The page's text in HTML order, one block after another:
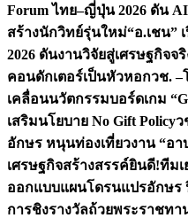
Forum ไทย–ญี่ปุ่น 2026 ดัน
สร้างนักวิทย์รุ่นใหม่“อ.เชน”
2026 ดันงานวิจัยสู่เศรษฐกิจจ
คอนดักเตอร์เป็นหัวหอกวช. –
เคลื่อนนวัตกรรมบอร์ดเกม
เสริมนโยบาย No Gift Policyว
อักษร หนุนท่องเที่ยวงาน “อา
เศรษฐกิจสร้างสรรค์ยินดี!ทีมเ
ออกแบบแผนโดรนแปรอักษร
การชิงรางวัลถ้วยพระราชท